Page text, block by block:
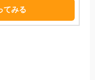
てみる